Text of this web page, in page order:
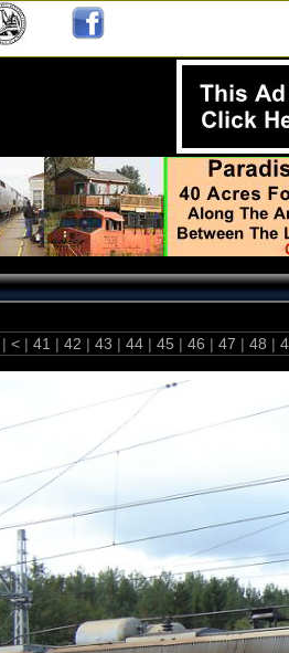
| < | 41 | 42 | 43 | 44 | 45 | 46 | 47 | 48 |